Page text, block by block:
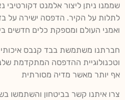
שממנו ניתן ליצור אלמנט דקורטיבי
לתלות על הקיר. הדפסה ישירה על
ואמני העולם ומספקת כלים חדשים
חברתנו משתמשת בבד קנבס
וטכנולוגיית ההדפסה המתקדמת
אף יותר מאשר מדיה מסורתית
צרו איתנו קשר בביטחון והשתמשו